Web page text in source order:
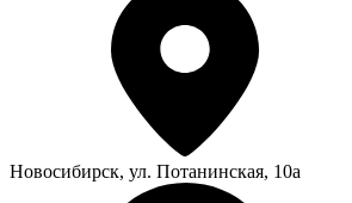
Новосибирск, ул. Потанинская, 10а